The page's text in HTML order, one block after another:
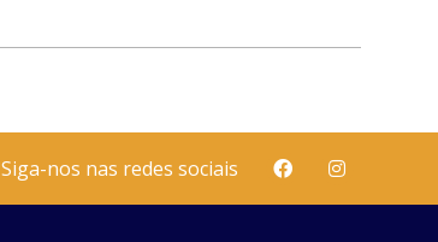
Siga-nos nas redes sociais